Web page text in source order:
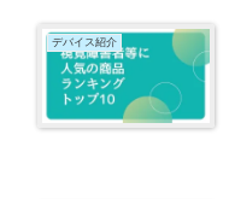
デバイス紹介